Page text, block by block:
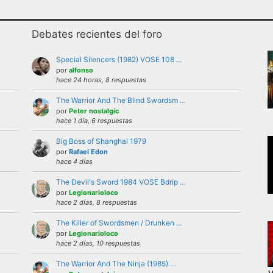
bajo ninguna circunstancia. Se puede criticar, discutir
ni de forma verbal ni mostrando insignias,
a nivel personal con otros usuarios.Estas deben ser
foro.
foro la identidad o datos personales de ningún
externas, etc
letras mayusculas equivale a gritar, si no es esa su
funcionamiento del foro mediante reiteradas quejas,
Debates recientes del foro
Special Silencers (1982) VOSE 108 …
por alfonso
hace 24 horas, 8 respuestas
The Warrior And The Blind Swordsm …
por Peter nostalgic
hace 1 día, 6 respuestas
Big Boss of Shanghai 1979
por Rafael Edon
hace 4 días
The Devil's Sword 1984 VOSE Bdrip …
por Legionarioloco
hace 2 días, 8 respuestas
The Killer of Swordsmen / Drunken …
por Legionarioloco
hace 2 días, 10 respuestas
The Warrior And The Ninja (1985) …